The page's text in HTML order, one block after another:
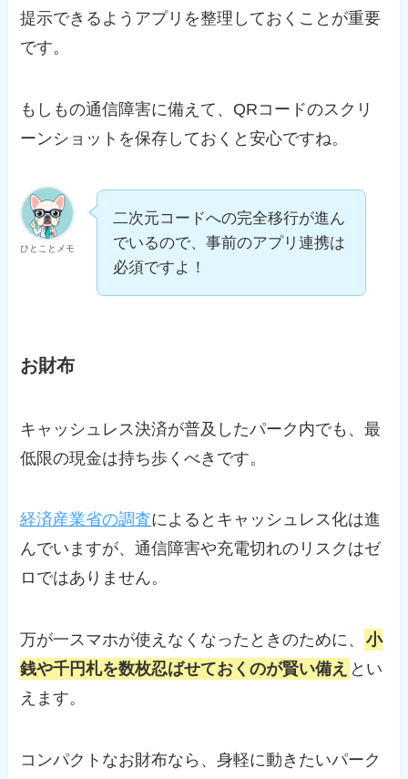
提示できるようアプリを整理しておくことが重要
です。
もしもの通信障害に備えて、QRコードのスクリ
ーンショットを保存しておくと安心ですね。
ひとことメモ
二次元コードへの完全移行が進ん
でいるので、事前のアプリ連携は
必須ですよ！
お財布
キャッシュレス決済が普及したパーク内でも、最
低限の現金は持ち歩くべきです。
経済産業省の調査によるとキャッシュレス化は進
んでいますが、通信障害や充電切れのリスクはゼ
ロではありません。
万が一スマホが使えなくなったときのために、 小
銭や千円札を数枚忍ばせておくのが賢い備え とい
えます。
コンパクトなお財布なら、身軽に動きたいパーク